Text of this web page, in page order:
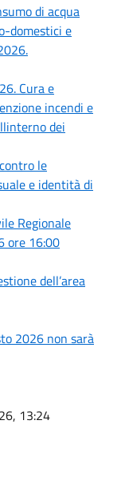
di acqua
domestici e
Cura e
incendi e
dei
le
e identità di
Regionale
ore 16:00
dell’area
2026 non sarà
13:24